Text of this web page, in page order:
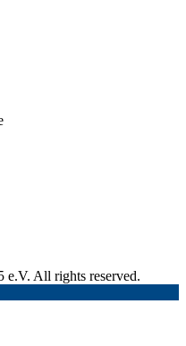
All rights reserved.